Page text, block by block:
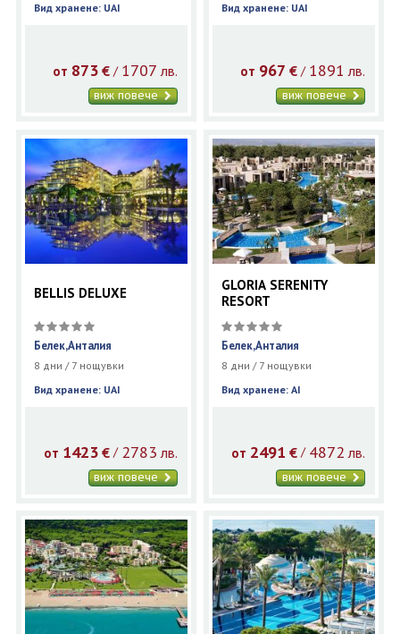
Вид хранене: UAI
от 873 €/ 1707 лв.
виж повече
Вид хранене: UAI
от 967 € / 1891 лв.
виж повече
BELLIS DELUXE
Белек,Анталия
8 дни / 7 нощувки
Вид хранене: UAI
от 1423 €/ 2783 лв.
виж повече
GLORIA SERENITY
RESORT
Белек,Анталия
8 дни / 7 нощувки
Вид хранене: AI
от 2491 € / 4872 лв.
виж повече